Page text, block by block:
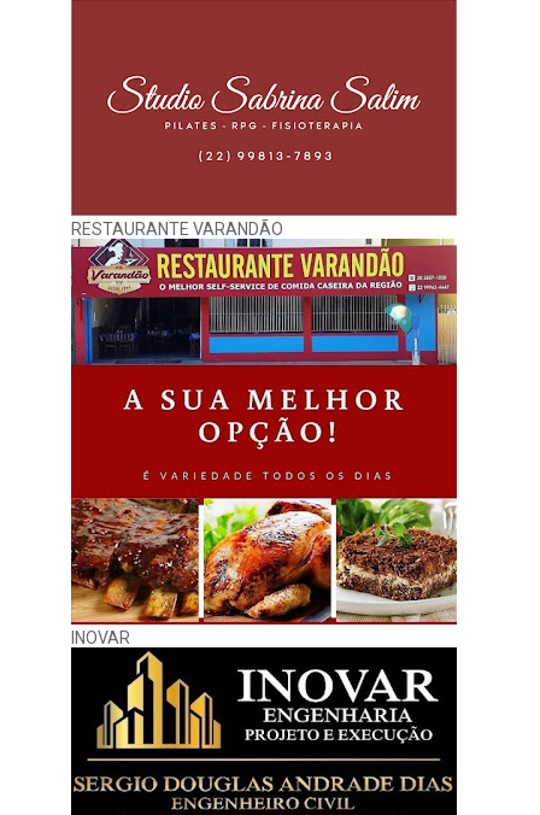
RESTAURANTE VARANDÃO
INOVAR